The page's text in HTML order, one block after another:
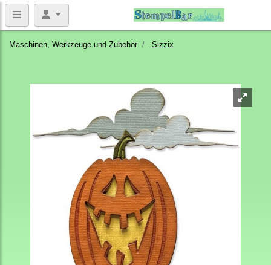
Maschinen, Werkzeuge und Zubehör Sizzix